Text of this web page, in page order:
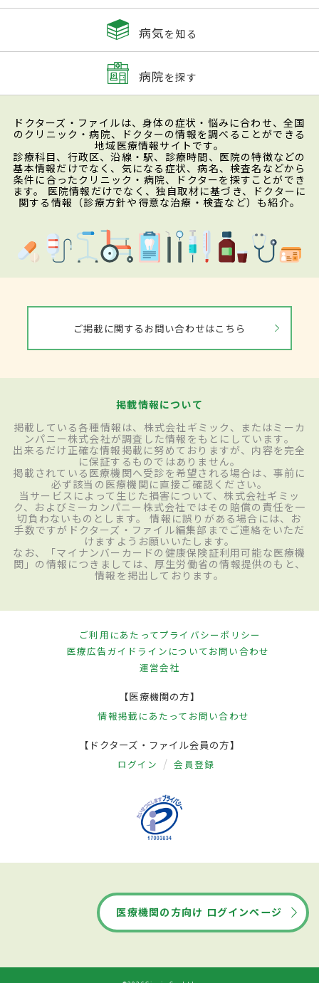
病気を知る
病院を探す
ドクターズ・ファイルは、身体の症状・悩みに合わせ、全国
のクリニック・病院、ドクターの情報を調べることができる
地域医療情報サイトです。
診療科目、行政区、沿線・駅、診療時間、医院の特徴などの
基本情報だけでなく、気になる症状、病名、検査名などから
条件に合ったクリニック・病院、ドクターを探すことができ
ます。 医院情報だけでなく、独自取材に基づき、ドクターに
関する情報（診療方針や得意な治療・検査など）も紹介。
ご掲載に関するお問い合わせはこちら
掲載情報について
掲載している各種情報は、株式会社ギミック、またはミーカ
ンパニー株式会社が調査した情報をもとにしています。
出来るだけ正確な情報掲載に努めておりますが、内容を完全
に保証するものではありません。
掲載されている医療機関へ受診を希望される場合は、事前に
必ず該当の医療機関に直接ご確認ください。
当サービスによって生じた損害について、株式会社ギミッ
ク、およびミーカンパニー株式会社ではその賠償の責任を一
切負わないものとします。 情報に誤りがある場合には、お
手数ですがドクターズ・ファイル編集部までご連絡をいただ
けますようお願いいたします。
なお、「マイナンバーカードの健康保険証利用可能な医療機
関」の情報につきましては、厚生労働省の情報提供のもと、
情報を掲出しております。
ご利用にあたってプライバシーポリシー
医療広告ガイドラインについてお問い合わせ
運営会社
【医療機関の方】
情報掲載にあたって お問い合わせ
【ドクターズ・ファイル会員の方】
ログイン 会員登録
医療機関の方向け ログインページ